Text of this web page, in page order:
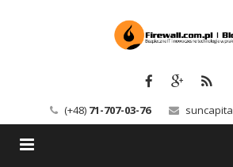
(+48) 71-707-03-76